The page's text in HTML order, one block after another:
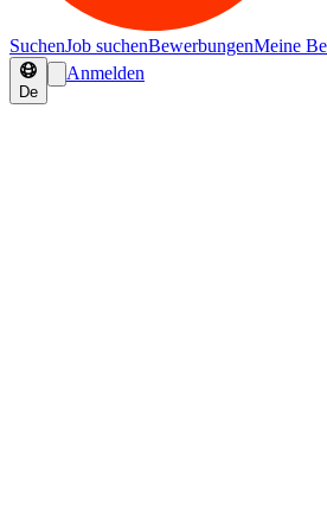
SuchenJob suchenBewerbungenMeine
De
Anmelden